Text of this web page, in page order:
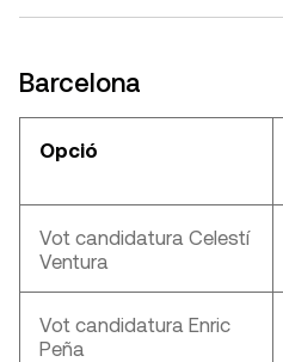
Barcelona
Opció
Vot candidatura Celestí
Ventura
Vot candidatura Enric
Peña